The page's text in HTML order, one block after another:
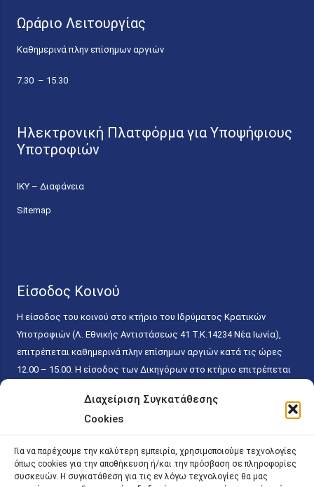
Διαχείριση Συγκατάθεσης
Cookies
Για να παρέχουμε την καλύτερη εμπειρία, χρησιμοποιούμε τεχνολογίες
όπως cookies για την αποθήκευση ή/και την πρόσβαση σε πληροφορίες
συσκευών. Η συγκατάθεση για τις εν λόγω τεχνολογίες θα μας
Ωράριο Λειτουργίας
Καθημερινά πλην επίσημων αργιών
7.30 – 15.30
Ηλεκτρονική Πλατφόρμα για Υποψήφιους
Υποτροφιών
ΙΚΥ – Διαφάνεια
Sitemap
Είσοδος Κοινού
Η είσοδος του κοινού στο κτήριο του Ιδρύματος Κρατικών
Υποτροφιών (Λ. Εθνικής Αντιστάσεως 41 T.K.14234 Νέα Ιωνία),
επιτρέπεται καθημερινά πλην επίσημων αργιών κατά τις ώρες
12.00 – 15.00. Η είσοδος των Δικηγόρων στο κτήριο επιτρέπεται
κάθε εργάσιμη ημέρα και ώρα χωρίς κανέναν χρονικό ή άλλο
περιορισμό. Η είσοδος του κοινού ειδικά στο γραφείο του
15.00. Η εξυπηρέτηση του κοινού πραγματοποιείται βάσει των
παγίων ισχυουσών διατάξεων. Για την αποφυγή συνωστισμού